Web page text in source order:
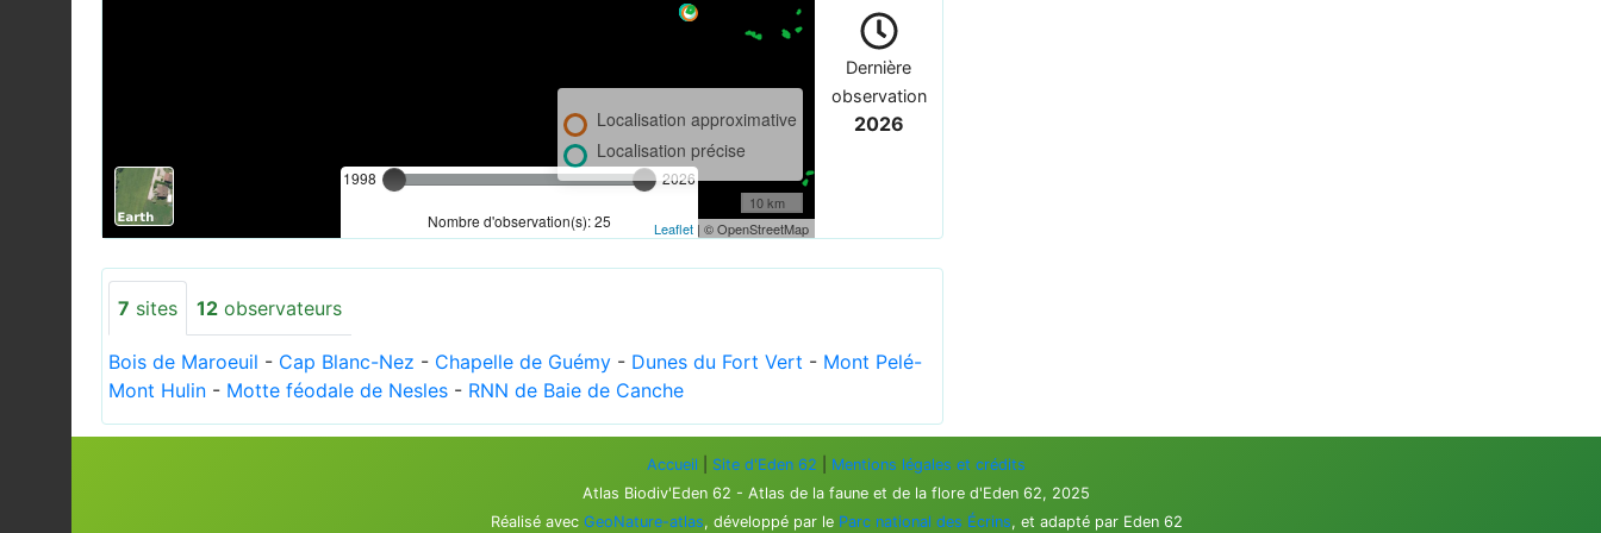
1998 2026
Nombre d'observation(s): 25
Localisation approximative
Localisation précise
10 km
Leaflet| © OpenStreetMap
Dernière
observation
2026
7 sites 12 observateurs
Bois de Maroeuil - Cap Blanc-Nez - Chapelle de Guémy - Dunes du Fort Vert - Mont Pelé-
Mont Hulin - Motte féodale de Nesles - RNN de Baie de Canche
Accueil Site d'Eden 62
Mentions légales et crédits
Atlas Biodiv'Eden 62 - Atlas de la faune et de la flore d'Eden 62, 2025
Réalisé avec GeoNature-atlas, développé par le Parc national des Écrins, et adapté par Eden 62